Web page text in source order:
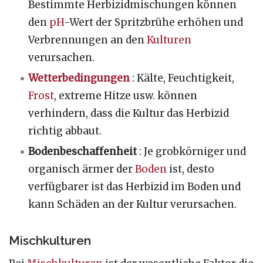
Bestimmte Herbizidmischungen können
den pH-Wert der Spritzbrühe erhöhen und
Verbrennungen an denKulturen
verursachen.
Wetterbedingungen : Kälte, Feuchtigkeit,
Frost, extreme Hitze usw. können
verhindern, dass die Kultur das Herbizid
richtig abbaut.
Bodenbeschaffenheit : Je grobkörniger und
organisch ärmer derBoden ist, desto
verfügbarer ist das Herbizid im Boden und
kann Schäden an der Kultur verursachen.
Mischkulturen